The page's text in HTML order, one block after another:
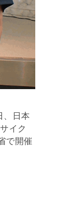
、日本
イク
で開催